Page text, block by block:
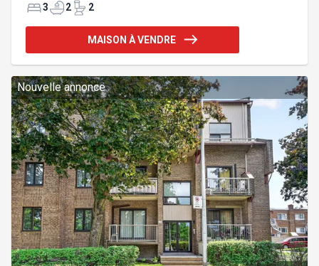
planchers en noyer brésilien (IPE), escaliers et
portes en bois massif. Cuisine spectaculaire avec
îlot central et comptoirs en marbre Frappuccino.
Suite principale avec salle de bain attenante et
aménagé avec salle familiale, bar élégant et sauna
au bois. Une propriété rare a
3 2 2
MAISON À VENDRE
Nouvelle annonce